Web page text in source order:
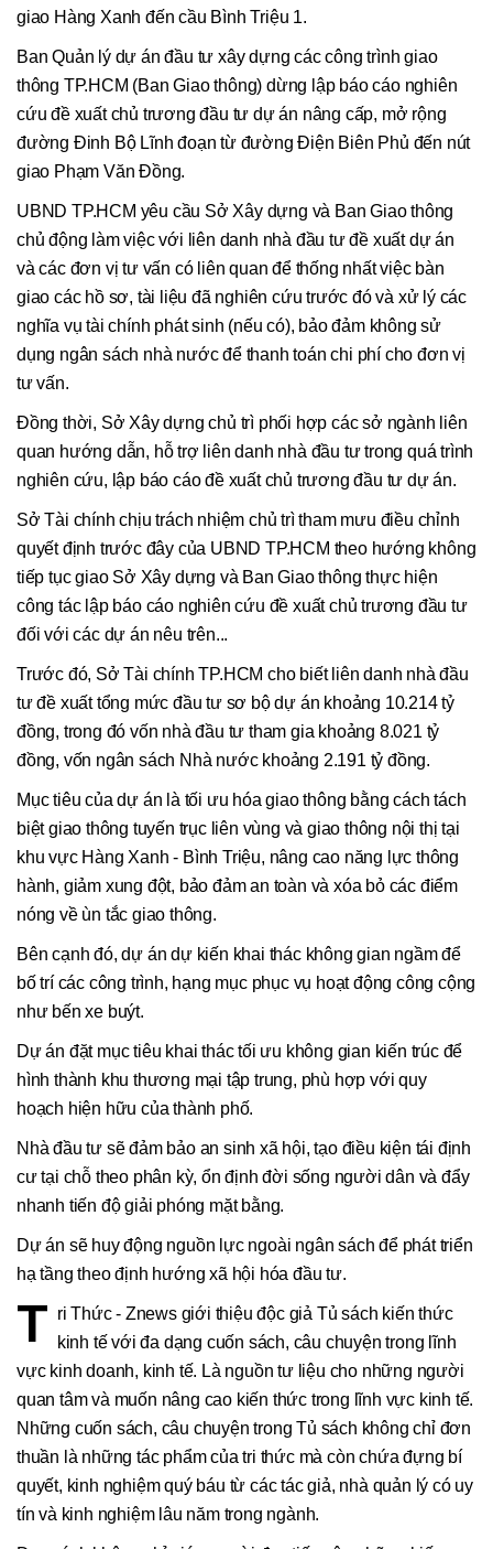
giao Hàng Xanh đến cầu Bình Triệu 1.
Ban Quản lý dự án đầu tư xây dựng các công trình giao
thông TP.HCM (Ban Giao thông) dừng lập báo cáo nghiên
cứu đề xuất chủ trương đầu tư dự án nâng cấp, mở rộng
đường Đinh Bộ Lĩnh đoạn từ đường Điện Biên Phủ đến nút
giao Phạm Văn Đồng.
UBND TP.HCM yêu cầu Sở Xây dựng và Ban Giao thông
chủ động làm việc với liên danh nhà đầu tư đề xuất dự án
và các đơn vị tư vấn có liên quan để thống nhất việc bàn
giao các hồ sơ, tài liệu đã nghiên cứu trước đó và xử lý các
nghĩa vụ tài chính phát sinh (nếu có), bảo đảm không sử
dụng ngân sách nhà nước để thanh toán chi phí cho đơn vị
tư vấn.
Đồng thời, Sở Xây dựng chủ trì phối hợp các sở ngành liên
quan hướng dẫn, hỗ trợ liên danh nhà đầu tư trong quá trình
nghiên cứu, lập báo cáo đề xuất chủ trương đầu tư dự án.
Sở Tài chính chịu trách nhiệm chủ trì tham mưu điều chỉnh
quyết định trước đây của UBND TP.HCM theo hướng không
tiếp tục giao Sở Xây dựng và Ban Giao thông thực hiện
công tác lập báo cáo nghiên cứu đề xuất chủ trương đầu tư
đối với các dự án nêu trên...
Trước đó, Sở Tài chính TP.HCM cho biết liên danh nhà đầu
tư đề xuất tổng mức đầu tư sơ bộ dự án khoảng 10.214 tỷ
đồng, trong đó vốn nhà đầu tư tham gia khoảng 8.021 tỷ
đồng, vốn ngân sách Nhà nước khoảng 2.191 tỷ đồng.
Mục tiêu của dự án là tối ưu hóa giao thông bằng cách tách
biệt giao thông tuyến trục liên vùng và giao thông nội thị tại
khu vực Hàng Xanh - Bình Triệu, nâng cao năng lực thông
hành, giảm xung đột, bảo đảm an toàn và xóa bỏ các điểm
nóng về ùn tắc giao thông.
Bên cạnh đó, dự án dự kiến khai thác không gian ngầm để
bố trí các công trình, hạng mục phục vụ hoạt động công cộng
như bến xe buýt.
Dự án đặt mục tiêu khai thác tối ưu không gian kiến trúc để
hình thành khu thương mại tập trung, phù hợp với quy
hoạch hiện hữu của thành phố.
Nhà đầu tư sẽ đảm bảo an sinh xã hội, tạo điều kiện tái định
cư tại chỗ theo phân kỳ, ổn định đời sống người dân và đẩy
nhanh tiến độ giải phóng mặt bằng.
Dự án sẽ huy động nguồn lực ngoài ngân sách để phát triển
hạ tầng theo định hướng xã hội hóa đầu tư.
T ri Thức - Znews giới thiệu độc giả Tủ sách kiến thức
kinh tế với đa dạng cuốn sách, câu chuyện trong lĩnh
vực kinh doanh, kinh tế. Là nguồn tư liệu cho những người
quan tâm và muốn nâng cao kiến thức trong lĩnh vực kinh tế.
Những cuốn sách, câu chuyện trong Tủ sách không chỉ đơn
thuần là những tác phẩm của tri thức mà còn chứa đựng bí
quyết, kinh nghiệm quý báu từ các tác giả, nhà quản lý có uy
tín và kinh nghiệm lâu năm trong ngành.